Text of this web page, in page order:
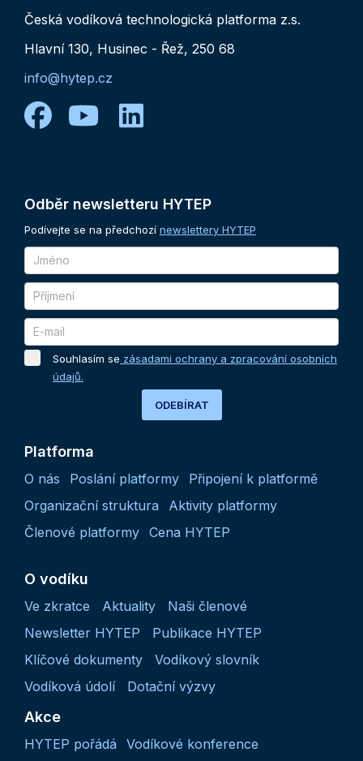
Česká vodíková technologická platforma z.s.
Hlavní 130, Husinec - Řež, 250 68
info@hytep.cz
facebook
youtube
linkedin
Odběr newsletteru HYTEP
Podívejte se na předchozí newslettery HYTEP
Souhlasím se zásadami ochrany a zpracování osobních
údajů.
ODEBÍRAT
Platforma
O nás Poslání platformy
Připojení k platformě
Organizační struktura
Aktivity platformy
Členové platformy Cena HYTEP
O vodíku
Ve zkratce Aktuality
Naši členové
Newsletter HYTEP
Publikace HYTEP
Klíčové dokumenty
Vodíkový slovník
Vodíková údolí
Dotační výzvy
Akce
HYTEP pořádá
Vodíkové konference